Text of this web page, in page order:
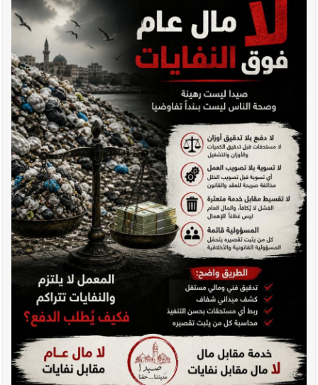
أخبار صيدا
عمر مرجان يتصل برئيس النادي الرياضي مهنئا بإحراز
البطولة
أخبار صيدا مؤسسة مياه لبنان الجنوبي : انخفاض التغذية بالمياه
في صيدا نتيجة الانقطاع المتكرر لخط الخدمات الكهربائي
أخبار لبنان قراءات ومستجدات ومواقف في لبنان والمنطقة -
الجمعة 7-8-2026: مفاوضات متعثّرة في روما؟ | عون: علينا
الاستمرار بمسار التفاوض؟ واشنطن لتل أبيب: الحزب لم يخرق؟ |
فضيحة نقص السلاح تكبر؟ إيران - عمان : اتفاق هرمز على السكة ؟
أخبار لبنان مفكرة النشاطات الرسمية المقررة في لبنان ليوم الجمعة
أخبار لبنان
أسرار الصحف المحلية الصادرة في لبنان ليوم الجمعة 7-